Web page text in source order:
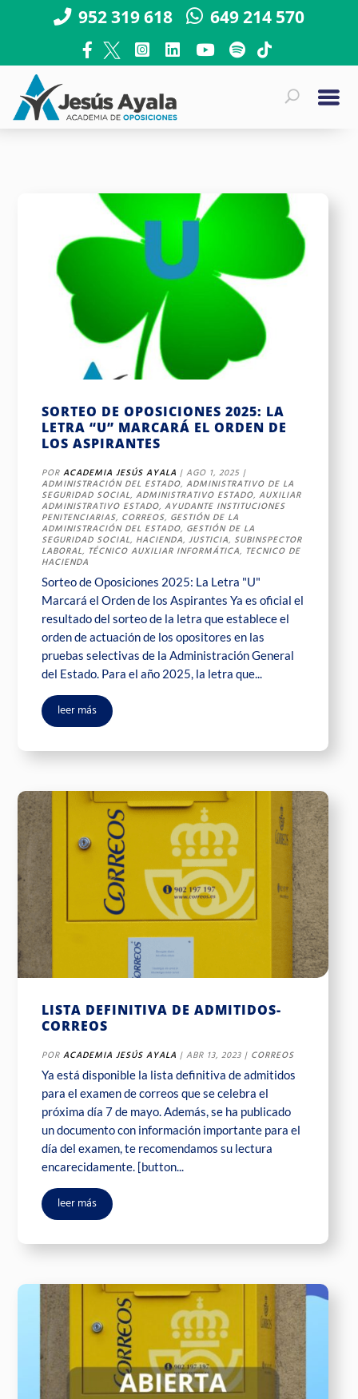
952 319 618 649 214 570
SORTEO DE OPOSICIONES 2025: LA
LETRA “U” MARCARÁ EL ORDEN DE
LOS ASPIRANTES
PORACADEMIA JESÚS AYALA |AGO 1, 2025 |
ADMINISTRACIÓN DEL ESTADO,ADMINISTRATIVO DE LA
SEGURIDAD SOCIAL,ADMINISTRATIVO ESTADO,AUXILIAR
ADMINISTRATIVO ESTADO,AYUDANTE INSTITUCIONES
PENITENCIARIAS, CORREOS, GESTIÓN DE LA
ADMINISTRACIÓN DEL ESTADO, GESTIÓN DE LA
SEGURIDAD SOCIAL, HACIENDA,JUSTICIA, SUBINSPECTOR
LABORAL, TÉCNICO AUXILIAR INFORMÁTICA, TECNICO DE
HACIENDA
Sorteo de Oposiciones 2025: La Letra "U"
Marcará el Orden de los Aspirantes Ya es oficial el
resultado del sorteo de la letra que establece el
orden de actuación de los opositores en las
pruebas selectivas de la Administración General
del Estado. Para el año 2025, la letra que...
leer más
LISTA DEFINITIVA DE ADMITIDOS-
CORREOS
PORACADEMIA JESÚS AYALA |ABR 13, 2023 | CORREOS
Ya está disponible la lista definitiva de admitidos
para el examen de correos que se celebra el
próxima día 7 de mayo. Además, se ha publicado
un documento con información importante para el
día del examen, te recomendamos su lectura
encarecidamente. [button...
leer más